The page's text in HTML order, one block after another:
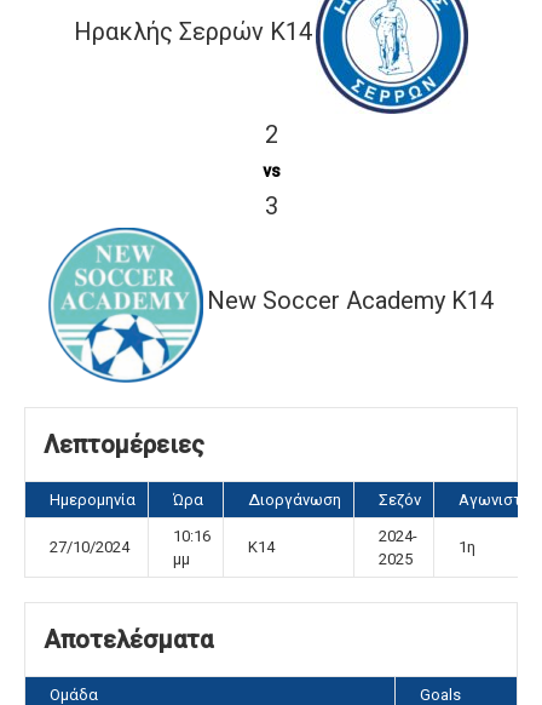
Ηρακλής Σερρών Κ14
2
vs
3
New Soccer Academy Κ14
Λεπτομέρειες
Ημερομηνία Ώρα Διοργάνωση Σεζόν Αγωνιστική
27/10/2024
10:16
μμ
K14
2024-
2025
1η
Αποτελέσματα
Ομάδα Goals